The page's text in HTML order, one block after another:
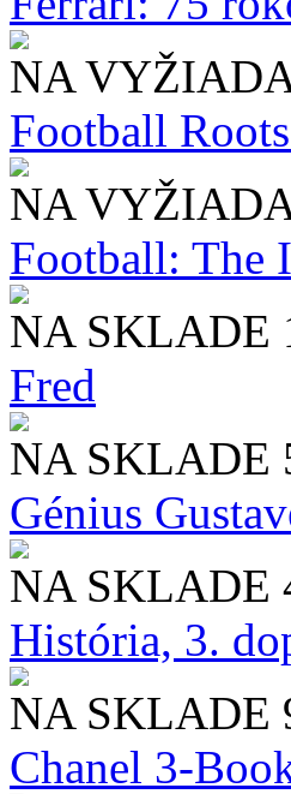
NA
Football
NA
Football: The
NA SKLADE
Fred
NA SKLADE
Génius
NA SKLADE
História, 3.
NA SKLADE
Chanel 3-